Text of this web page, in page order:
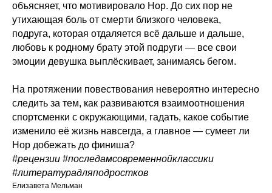
объясняет, что мотивировало Нор. До сих пор не
утихающая боль от смерти близкого человека,
подруга, которая отдаляется всё дальше и дальше,
любовь к родному брату этой подруги — все свои
эмоции девушка выплёскивает, занимаясь бегом.
На протяжении повествования невероятно интересно
следить за тем, как развиваются взаимоотношения
спортсменки с окружающими, гадать, какое событие
изменило её жизнь навсегда, а главное — сумеет ли
Нор добежать до финиша?
#рецензии #последамсовременнойклассики
#литературадляподростков
Елизавета Мельман